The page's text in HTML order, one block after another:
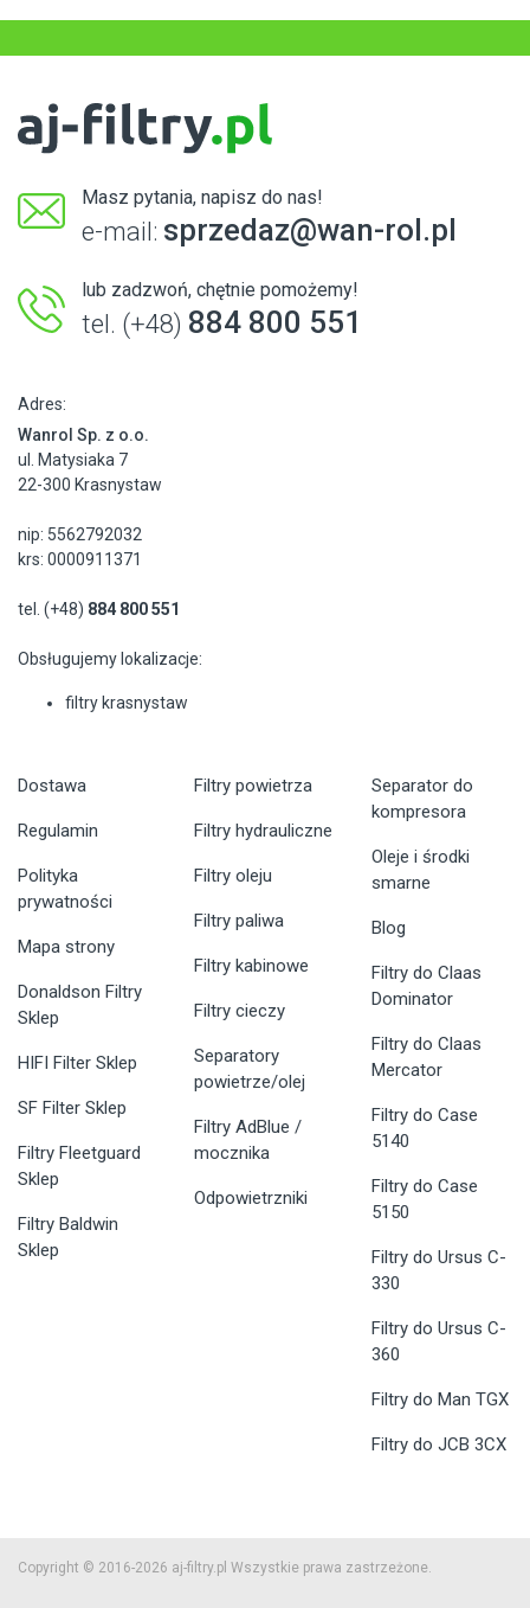
Masz pytania, napisz do nas!
e-mail: sprzedaz@wan-rol.pl
lub zadzwoń, chętnie pomożemy!
tel. (+48) 884 800 551
Adres:
Wanrol Sp. z o.o.
ul. Matysiaka 7
22-300 Krasnystaw
nip: 5562792032
krs: 0000911371
tel. (+48) 884 800 551
Obsługujemy lokalizacje:
filtry krasnystaw
Dostawa
Regulamin
Polityka
prywatności
Mapa strony
Donaldson Filtry
Sklep
HIFI Filter Sklep
SF Filter Sklep
Filtry Fleetguard
Sklep
Filtry Baldwin
Sklep
Filtry powietrza
Filtry hydrauliczne
Filtry oleju
Filtry paliwa
Filtry kabinowe
Filtry cieczy
Separatory
powietrze/olej
Filtry AdBlue /
mocznika
Odpowietrzniki
Separator do
kompresora
Oleje i środki
smarne
Blog
Filtry do Claas
Dominator
Filtry do Claas
Mercator
Filtry do Case
5140
Filtry do Case
5150
Filtry do Ursus C-
330
Filtry do Ursus C-
360
Filtry do Man TGX
Filtry do JCB 3CX
Copyright © 2016-2026 aj-filtry.pl Wszystkie prawa zastrzeżone.